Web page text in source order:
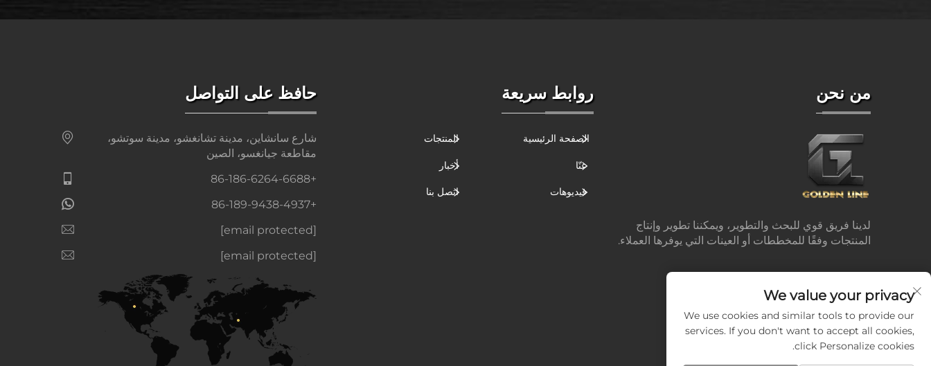
من نحن
لدينا فريق قوي للبحث والتطوير، ويمكننا تطوير وإنتاج
المنتجات وفقًا للمخططات أو العينات التي يوفرها العملاء.
روابط سريعة
الصفحة الرئيسية المنتجات
عنّا أخبار
فيديوهات اتصل بنا
حافظ على التواصل
شارع سانشاين، مدينة تشانغشو، مدينة سوتشو،
مقاطعة جيانغسو، الصين
+86-186-6264-6688
+86-189-9438-4937
[email protected]
[email protected]
We value your privacy
We use cookies and similar tools to provide our
services. If you don't want to accept all cookies,
click Personalize cookies.